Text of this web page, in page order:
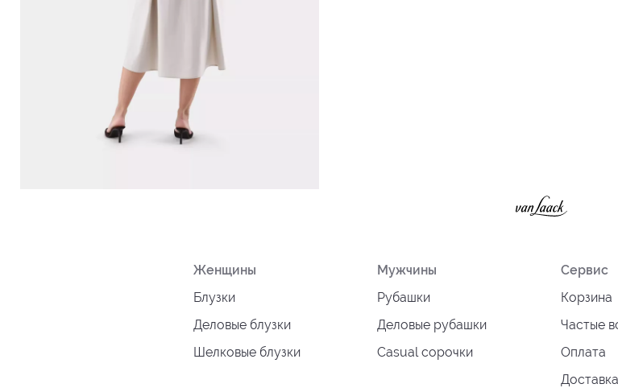
Женщины
Блузки
Деловые блузки
Шелковые блузки
Мужчины
Рубашки
Деловые рубашки
Casual сорочки
Сервис
Корзина
Частые
Оплата
Доставка